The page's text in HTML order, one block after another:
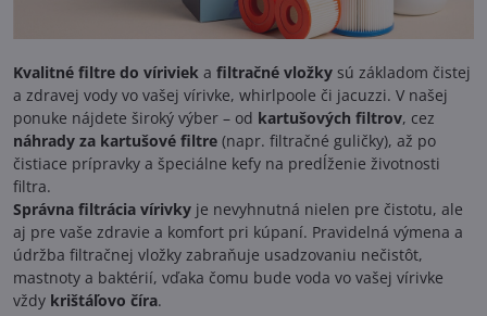
Kvalitné filtre do víriviek a filtračné vložky sú základom čistej
a zdravej vody vo vašej vírivke, whirlpoole či jacuzzi. V našej
ponuke nájdete široký výber – od kartušových filtrov, cez
náhrady za kartušové filtre (napr. filtračné guličky), až po
čistiace prípravky a špeciálne kefy na predĺženie životnosti
filtra.
Správna filtrácia vírivky je nevyhnutná nielen pre čistotu, ale
aj pre vaše zdravie a komfort pri kúpaní. Pravidelná výmena a
údržba filtračnej vložky zabraňuje usadzovaniu nečistôt,
mastnoty a baktérií, vďaka čomu bude voda vo vašej vírivke
vždy krištáľovo číra.